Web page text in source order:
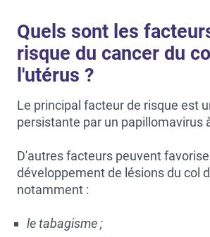
Quels sont les
risque du cancer du
l'utérus ?
Le principal facteur de risque est
persistante par un papillomavirus
D'autres facteurs peuvent
développement de lésions du col
notamment :
le tabagisme ;